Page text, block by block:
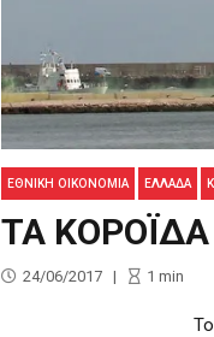
ΕΘΝΙΚΉ ΟΙΚΟΝΟΜΊΑ ΕΛΛΑΔΑ
ΤΑ
24/06/2017 1 min